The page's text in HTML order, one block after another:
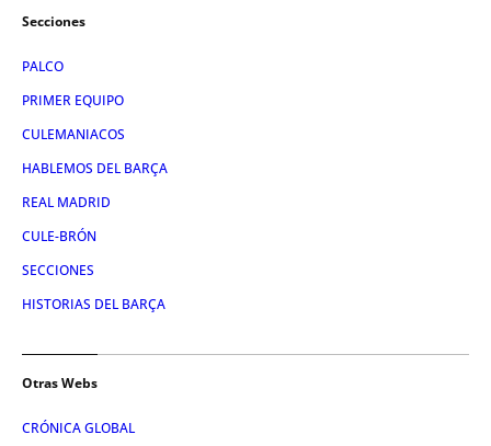
Secciones
PALCO
PRIMER EQUIPO
CULEMANIACOS
HABLEMOS DEL BARÇA
REAL MADRID
CULE-BRÓN
SECCIONES
HISTORIAS DEL BARÇA
Otras Webs
CRÓNICA GLOBAL